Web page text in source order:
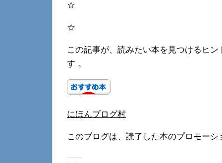
☆
☆
この記事が、読みたい本を見つけるヒ
す 。
にほんブログ村
このブログは、読了した本のプロモー